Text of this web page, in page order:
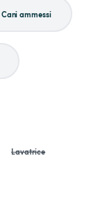
Cani ammessi
Lavatrice